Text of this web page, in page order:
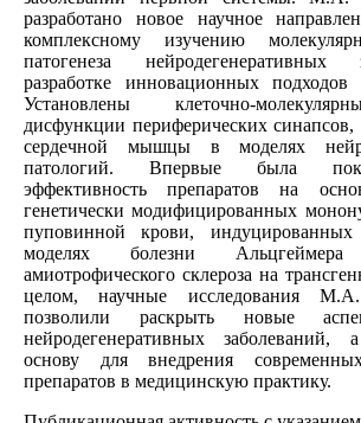
разработано новое научное
комплексному изучению
патогенеза
разработке инновационных
Установлены клеточно-
дисфункции периферических
сердечной мышцы в моделях
патологий. Впервые была
эффективность препаратов на
генетически модифицированных
пуповинной крови, индуцированных
моделях болезни
амиотрофического склероза на
целом, научные исследования М.А.
позволили раскрыть новые
нейродегенеративных заболеваний,
основу для внедрения
препаратов в медицинскую практику.